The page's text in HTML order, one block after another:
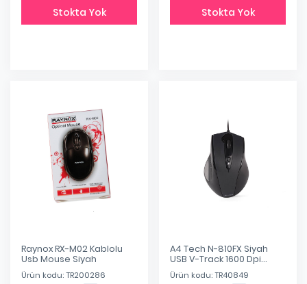
Stokta Yok Stokta Yok
Raynox RX-M02 Kablolu
Usb Mouse Siyah
Ürün kodu: TR200286
A4 Tech N-810FX Siyah
USB V-Track 1600 Dpi
Mouse
Ürün kodu: TR40849